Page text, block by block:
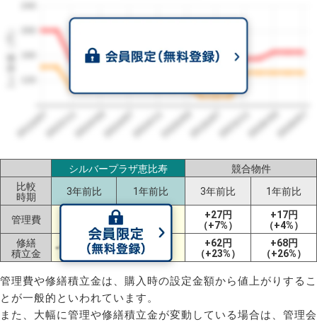
1㎡単価（円）
2023/072023/112024/032024/072024/112025/032025/072025/112026/032026/07
シルバープラザ恵比寿
競合物件
比較
時期
3年前比 1年前比 3年前比 1年前比
管理費
（-17%）
（+41%）
+27円
（+7%）
+17円
（+4%）
修繕
積立金
-9円（-6%）
+38円
（+40%）
+62円
（+23%）
+68円
（+26%）
管理費や修繕積立金は、購入時の設定金額から値上がりするこ
とが一般的といわれています。
また、大幅に管理や修繕積立金が変動している場合は、管理会